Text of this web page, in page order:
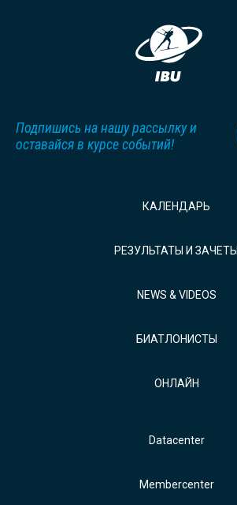
Подпишись на нашу рассылку и
оставайся в курсе событий!
КАЛЕНДАРЬ
РЕЗУЛЬТАТЫ И ЗАЧЕТЫ
NEWS & VIDEOS
БИАТЛОНИСТЫ
ОНЛАЙН
Datacenter
Membercenter